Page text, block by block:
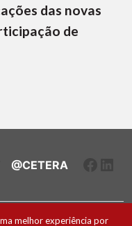
das novas
de
@CETERA
melhor experiência por